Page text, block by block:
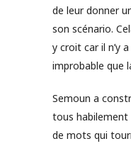
de leur donner
son scénario.
y croit car il n’y
improbable que
Semoun a
tous
de mots qui